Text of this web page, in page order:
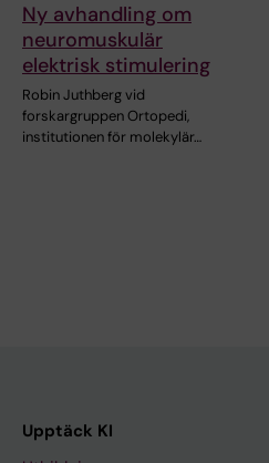
Ny avhandling om
neuromuskulär
elektrisk stimulering
Robin Juthberg vid
forskargruppen Ortopedi,
institutionen för molekylär…
Upptäck KI